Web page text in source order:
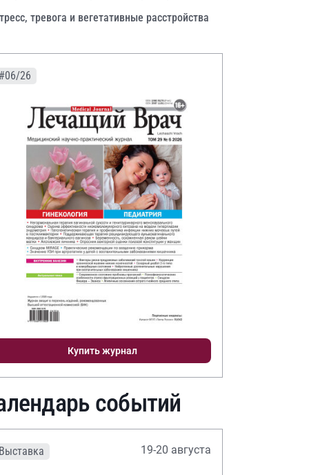
тревога и вегетативные расстройства
#06/26
Купить журнал
событий
Выставка 19-20 августа